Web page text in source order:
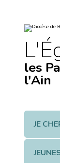
les
l'Ain
JE